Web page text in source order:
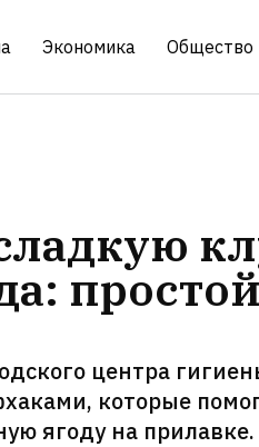
Экономика Общество
центра
которые
ягоду на прилавке.